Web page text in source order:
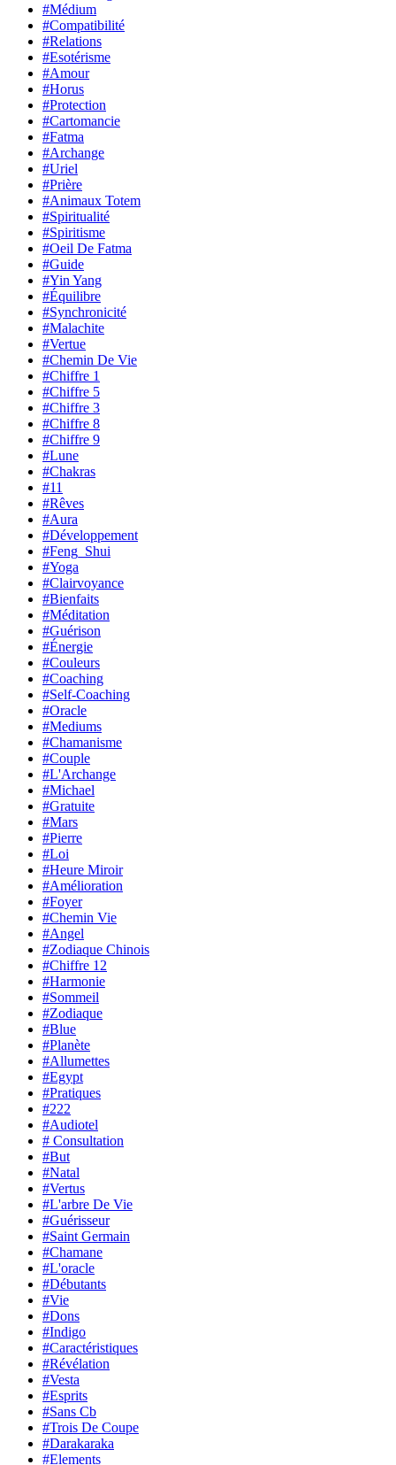
#Médium
#Compatibilité
#Relations
#Esotérisme
#Amour
#Horus
#Protection
#Cartomancie
#Fatma
#Archange
#Uriel
#Prière
#Animaux Totem
#Spiritualité
#Spiritisme
#Oeil De Fatma
#Guide
#Yin Yang
#Équilibre
#Synchronicité
#Malachite
#Vertue
#Chemin De Vie
#Chiffre 1
#Chiffre 5
#Chiffre 3
#Chiffre 8
#Chiffre 9
#Lune
#Chakras
#11
#Rêves
#Aura
#Développement
#Feng_Shui
#Yoga
#Clairvoyance
#Bienfaits
#Méditation
#Guérison
#Énergie
#Couleurs
#Coaching
#Self-Coaching
#Oracle
#Mediums
#Chamanisme
#Couple
#L'Archange
#Michael
#Gratuite
#Mars
#Pierre
#Loi
#Heure Miroir
#Amélioration
#Foyer
#Chemin Vie
#Angel
#Zodiaque Chinois
#Chiffre 12
#Harmonie
#Sommeil
#Zodiaque
#Blue
#Planète
#Allumettes
#Egypt
#Pratiques
#222
#Audiotel
# Consultation
#But
#Natal
#Vertus
#L'arbre De Vie
#Guérisseur
#Saint Germain
#Chamane
#L'oracle
#Débutants
#Vie
#Dons
#Indigo
#Caractéristiques
#Révélation
#Vesta
#Esprits
#Sans Cb
#Trois De Coupe
#Darakaraka
#Elements